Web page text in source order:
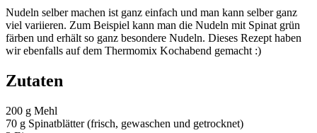
Nudeln selber machen ist ganz einfach und man kann selber ganz
viel variieren. Zum Beispiel kann man die Nudeln mit Spinat grün
färben und erhält so ganz besondere Nudeln. Dieses Rezept haben
wir ebenfalls auf dem Thermomix Kochabend gemacht :)
Zutaten
200 g Mehl
70 g Spinatblätter (frisch, gewaschen und getrocknet)